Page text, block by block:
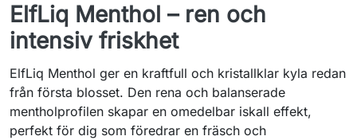
ElfLiq Menthol – ren och
intensiv friskhet
ElfLiq Menthol ger en kraftfull och kristallklar kyla redan
från första blosset. Den rena och balanserade
mentholprofilen skapar en omedelbar iskall effekt,
perfekt för dig som föredrar en fräsch och